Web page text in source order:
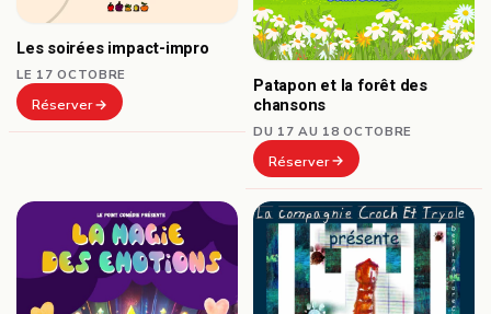
Les soirées impact-impro
LE 17 OCTOBRE
Réserver
Patapon et la forêt des
chansons
DU 17 AU 18 OCTOBRE
Réserver